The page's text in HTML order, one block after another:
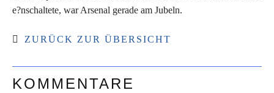
e?nschaltete, war Arsenal gerade am Jubeln.
ZURÜCK ZUR ÜBERSICHT
KOMMENTARE